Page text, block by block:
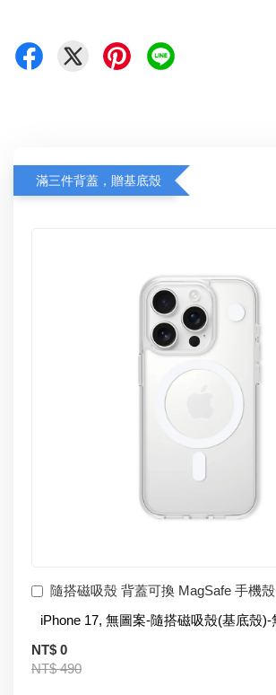
滿三件背蓋，贈基底殼
隨搭磁吸殼 背蓋可換 MagSafe 手機殼
NT$ 0
NT$ 490